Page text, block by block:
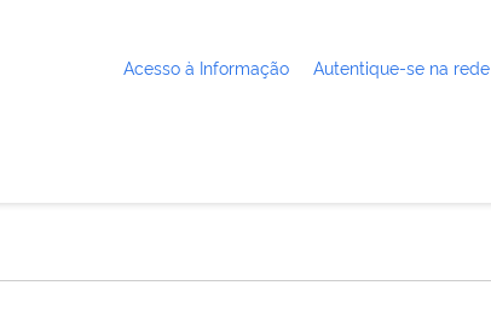
Acesso à Informação Autentique-se na rede